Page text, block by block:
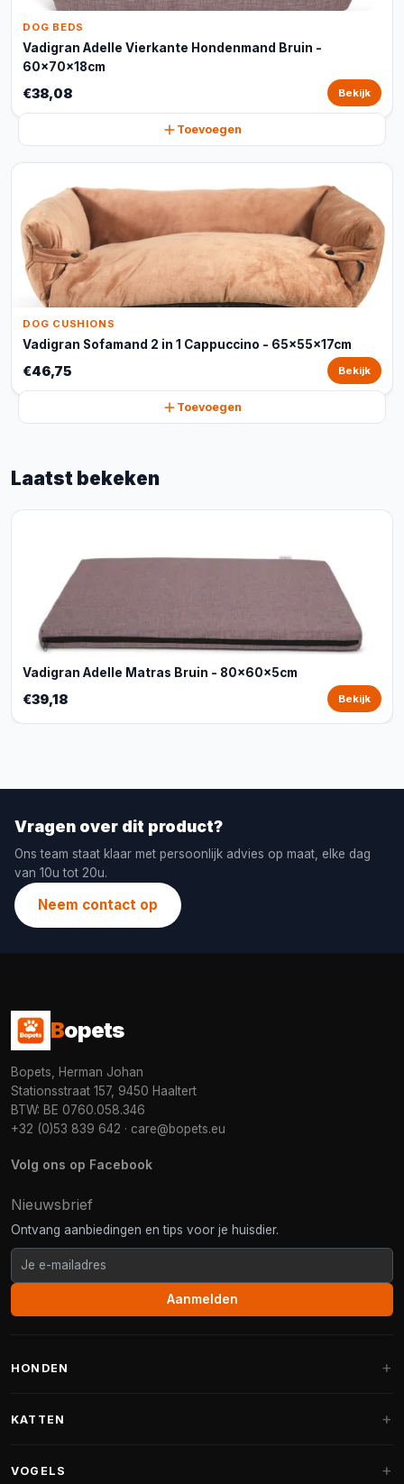
DOG BEDS
Vadigran Adelle Vierkante Hondenmand Bruin -
60x70x18cm
€38,08 Bekijk
Toevoegen
DOG CUSHIONS
Vadigran Sofamand 2 in 1 Cappuccino - 65x55x17cm
€46,75 Bekijk
Toevoegen
Laatst bekeken
Vadigran Adelle Matras Bruin - 80x60x5cm
€39,18 Bekijk
Vragen over dit product?
Ons team staat klaar met persoonlijk advies op maat, elke dag
van 10u tot 20u.
Neem contact op
Bopets
Bopets, Herman Johan
Stationsstraat 157, 9450 Haaltert
BTW: BE 0760.058.346
+32 (0)53 839 642 · care@bopets.eu
Volg ons op Facebook
Nieuwsbrief
Ontvang aanbiedingen en tips voor je huisdier.
Aanmelden
HONDEN
Fantail hondenmanden
KATTEN
VOGELS